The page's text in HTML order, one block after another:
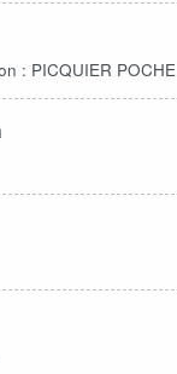
: PICQUIER POCHE